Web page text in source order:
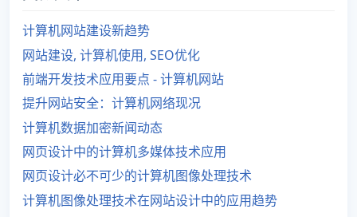
计算机网站建设新趋势
网站建设, 计算机使用, SEO优化
前端开发技术应用要点 - 计算机网站
提升网站安全：计算机网络现况
计算机数据加密新闻动态
网页设计中的计算机多媒体技术应用
网页设计必不可少的计算机图像处理技术
计算机图像处理技术在网站设计中的应用趋势